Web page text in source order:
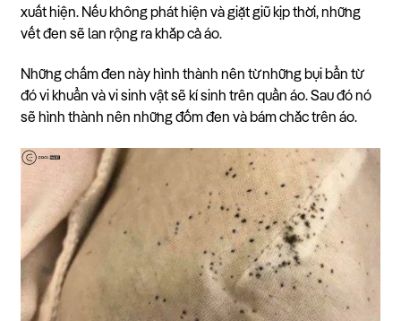
xuất hiện. Nếu không phát hiện và giặt giũ kịp thời, những
vết đen sẽ lan rộng ra khắp cả áo.
Những chấm đen này hình thành nên từ những bụi bẩn từ
đó vi khuẩn và vi sinh vật sẽ kí sinh trên quần áo. Sau đó nó
sẽ hình thành nên những đốm đen và bám chắc trên áo.